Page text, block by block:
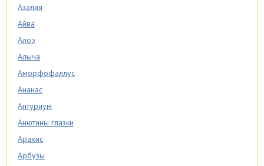
Азалия
Айва
Алоэ
Алыча
Аморфофаллус
Ананас
Антуриум
Анютины глазки
Арахис
Арбузы